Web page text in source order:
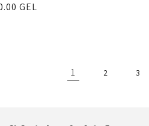
GEL
1 2 3